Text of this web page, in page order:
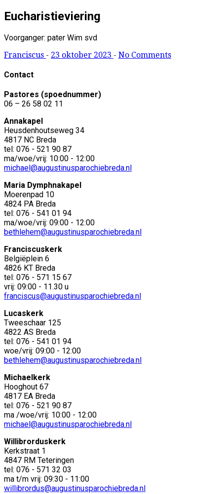
Eucharistieviering
Voorganger: pater Wim svd
Franciscus - 23 oktober 2023 - No Comments
Contact
Pastores (spoednummer)
06 – 26 58 02 11
Annakapel
Heusdenhoutseweg 34
4817 NC Breda
tel: 076 - 521 90 87
ma/woe/vrij: 10:00 - 12:00
michael@augustinusparochiebreda.nl
Maria Dymphnakapel
Moerenpad 10
4824 PA Breda
tel: 076 - 541 01 94
ma/woe/vrij: 09:00 - 12:00
bethlehem@augustinusparochiebreda.nl
Franciscuskerk
Belgiëplein 6
4826 KT Breda
tel: 076 - 571 15 67
vrij: 09:00 - 11.30 u
franciscus@augustinusparochiebreda.nl
Lucaskerk
Tweeschaar 125
4822 AS Breda
tel: 076 - 541 01 94
woe/vrij: 09:00 - 12:00
bethlehem@augustinusparochiebreda.nl
Michaelkerk
Hooghout 67
4817 EA Breda
tel: 076 - 521 90 87
ma /woe/vrij: 10:00 - 12:00
michael@augustinusparochiebreda.nl
Willibrorduskerk
Kerkstraat 1
4847 RM Teteringen
tel: 076 - 571 32 03
ma t/m vrij: 09:30 - 11:00
willibrordus@augustinusparochiebreda.nl